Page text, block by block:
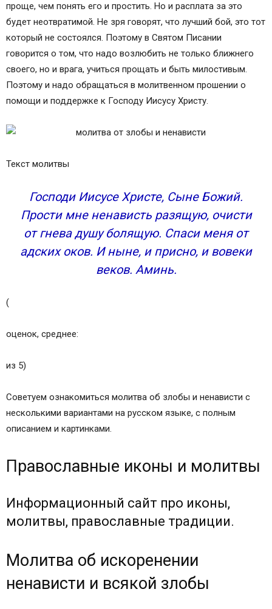
проще, чем понять его и простить. Но и расплата за это
будет неотвратимой. Не зря говорят, что лучший бой, это тот
который не состоялся. Поэтому в Святом Писании
говорится о том, что надо возлюбить не только ближнего
своего, но и врага, учиться прощать и быть милостивым.
Поэтому и надо обращаться в молитвенном прошении о
помощи и поддержке к Господу Иисусу Христу.
Текст молитвы
Господи Иисусе Христе, Сыне Божий.
Прости мне ненависть разящую, очисти
от гнева душу болящую. Спаси меня от
адских оков. И ныне, и присно, и вовеки
веков. Аминь.
(
оценок, среднее:
из 5)
Советуем ознакомиться молитва об злобы и ненависти с
несколькими вариантами на русском языке, с полным
описанием и картинками.
Православные иконы и молитвы
Информационный сайт про иконы,
молитвы, православные традиции.
Молитва об искоренении
ненависти и всякой злобы